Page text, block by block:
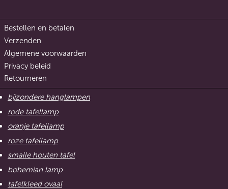
Bestellen en betalen
Verzenden
Algemene voorwaarden
Privacy beleid
Retourneren
bijzondere hanglampen
rode tafellamp
oranje tafellamp
roze tafellamp
smalle houten tafel
bohemian lamp
tafelkleed ovaal